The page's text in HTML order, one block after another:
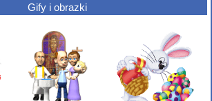
Gify i obrazki